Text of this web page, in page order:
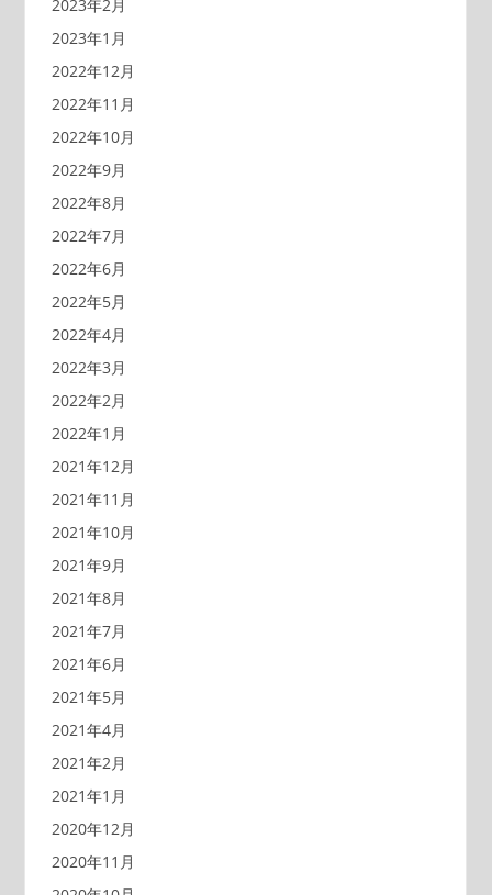
2023年2月
2023年1月
2022年12月
2022年11月
2022年10月
2022年9月
2022年8月
2022年7月
2022年6月
2022年5月
2022年4月
2022年3月
2022年2月
2022年1月
2021年12月
2021年11月
2021年10月
2021年9月
2021年8月
2021年7月
2021年6月
2021年5月
2021年4月
2021年2月
2021年1月
2020年12月
2020年11月